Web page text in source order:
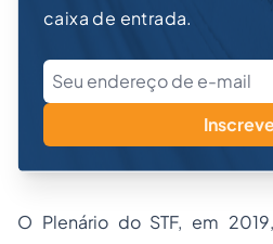
caixa de entrada.
O Plenário do STF, em